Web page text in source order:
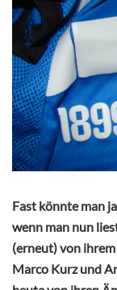
Fast könnte man
wenn man nun
(erneut) von
Marco Kurz und